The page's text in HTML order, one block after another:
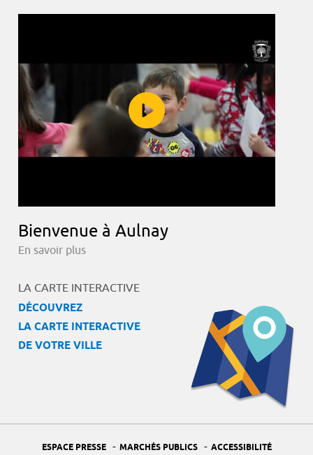
Bienvenue à Aulnay
En savoir plus
LA CARTE INTERACTIVE
DÉCOUVREZ
LA CARTE INTERACTIVE
DE VOTRE VILLE
ESPACE PRESSE - MARCHÉS PUBLICS - ACCESSIBILITÉ